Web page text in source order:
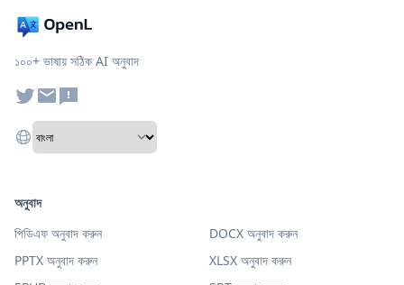
১০০+ ভাষায় সঠিক AI অনুবাদ
অনুবাদ
পিডিএফ অনুবাদ করুন
DOCX অনুবাদ করুন
PPTX অনুবাদ করুন
XLSX অনুবাদ করুন